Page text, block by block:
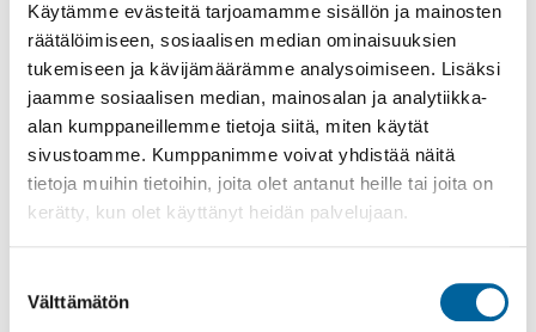
Käytämme evästeitä tarjoamamme sisällön ja mainosten
räätälöimiseen, sosiaalisen median ominaisuuksien
tukemiseen ja kävijämäärämme analysoimiseen. Lisäksi
jaamme sosiaalisen median, mainosalan ja analytiikka-
alan kumppaneillemme tietoja siitä, miten käytät
sivustoamme. Kumppanimme voivat yhdistää näitä
tietoja muihin tietoihin, joita olet antanut heille tai joita on
kerätty, kun olet käyttänyt heidän palvelujaan.
valinta
Välttämätön
YMPÄRISTÖTERVEYS JA ELÄINLÄÄKÄRIPALVELUT
Tulosta
Löytyikö
sisällöstä
korjattavaa?
Jaa